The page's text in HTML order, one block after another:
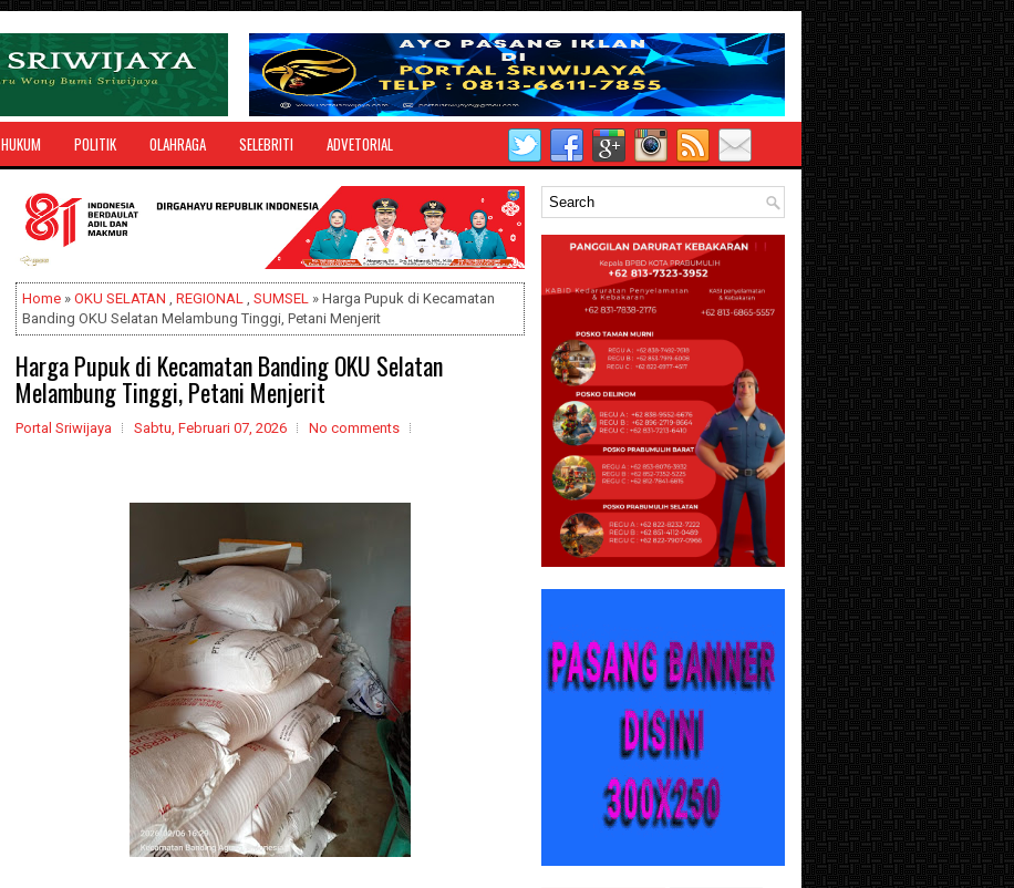
HUKUM POLITIK OLAHRAGA SELEBRITI ADVETORIAL
Home » OKU SELATAN , REGIONAL , SUMSEL » Harga Pupuk di Kecamatan
Banding OKU Selatan Melambung Tinggi, Petani Menjerit
Harga Pupuk di Kecamatan Banding OKU Selatan
Melambung Tinggi, Petani Menjerit
Portal Sriwijaya Sabtu, Februari 07, 2026 No comments